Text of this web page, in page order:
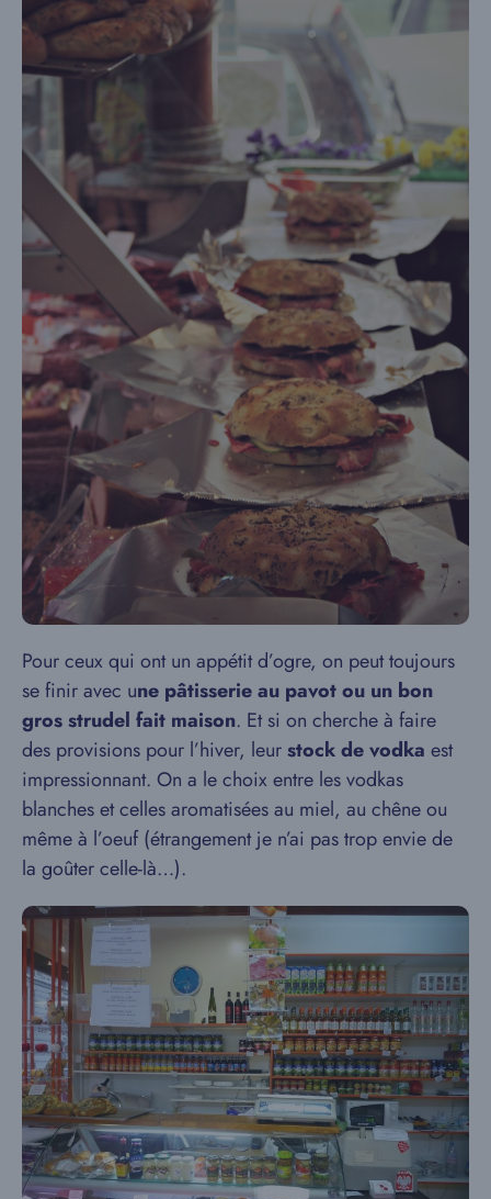
Pour ceux qui ont un appétit d’ogre, on peut toujours
se finir avec une pâtisserie au pavot ou un bon
gros strudel fait maison. Et si on cherche à faire
des provisions pour l’hiver, leurstock de vodka est
impressionnant. On a le choix entre les vodkas
blanches et celles aromatisées au miel, au chêne ou
même à l’oeuf (étrangement je n’ai pas trop envie de
la goûter celle-là…).